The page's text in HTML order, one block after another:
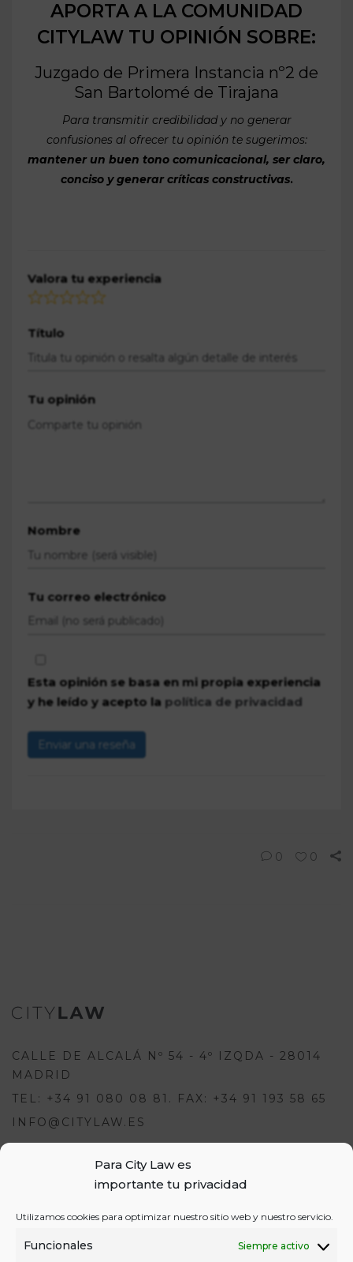
Para City Law es
importante tu privacidad
Utilizamos cookies para optimizar nuestro sitio web y nuestro servicio.
Funcionales Siempre activo
APORTA A LA COMUNIDAD
CITYLAW TU OPINIÓN SOBRE:
Juzgado de Primera Instancia nº2 de
San Bartolomé de Tirajana
Para transmitir credibilidad y no generar
confusiones al ofrecer tu opinión te sugerimos:
mantener un buen tono comunicacional, ser claro,
conciso y generar críticas constructivas.
Para escribir una opinión debes
estar registrado e iniciar sesión:
Valora tu experiencia
Título
Tu opinión
Nombre
Tu correo electrónico
Esta opinión se basa en mi propia experiencia
y he leído y acepto la política de privacidad
Enviar una reseña
0 0
CALLE DE ALCALÁ Nº 54 - 4º IZQDA - 28014
MADRID
TEL: +34 91 080 08 81. FAX: +34 91 193 58 65
INFO@CITYLAW.ES
INICIAR SESIÓN